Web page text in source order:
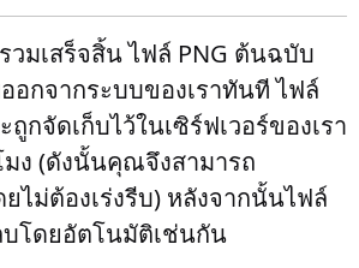
วมเสร็จสิ้น ไฟล์ PNG ต้นฉบับ
กจากระบบของเราทันที ไฟล์
กจัดเก็บไว้ในเซิร์ฟเวอร์ของเรา
มง (ดังนั้นคุณจึงสามารถ
ไม่ต้องเร่งรีบ) หลังจากนั้นไฟล์
โดยอัตโนมัติเช่นกัน